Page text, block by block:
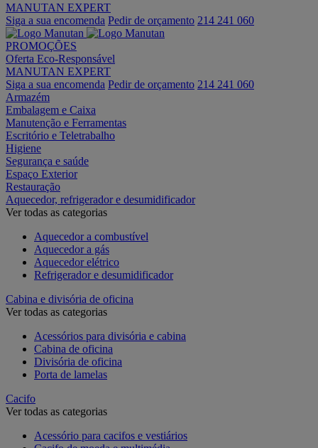
MANUTAN EXPERT
Siga a sua encomenda Pedir de orçamento 214 241 060
PROMOÇÕES
Oferta Eco-Responsável
MANUTAN EXPERT
Siga a sua encomenda Pedir de orçamento 214 241 060
Armazém
Embalagem e Caixa
Manutenção e Ferramentas
Escritório e Teletrabalho
Higiene
Segurança e saúde
Espaço Exterior
Restauração
Aquecedor, refrigerador e desumidificador
Ver todas as categorias
Aquecedor a combustível
Aquecedor a gás
Aquecedor elétrico
Refrigerador e desumidificador
Cabina e divisória de oficina
Ver todas as categorias
Acessórios para divisória e cabina
Cabina de oficina
Divisória de oficina
Porta de lamelas
Cacifo
Ver todas as categorias
Acessório para cacifos e vestiários